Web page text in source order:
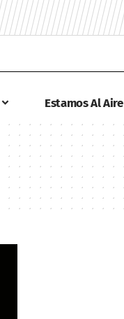
Estamos Al Aire